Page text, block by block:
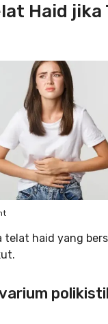
Haid jika
telat haid yang